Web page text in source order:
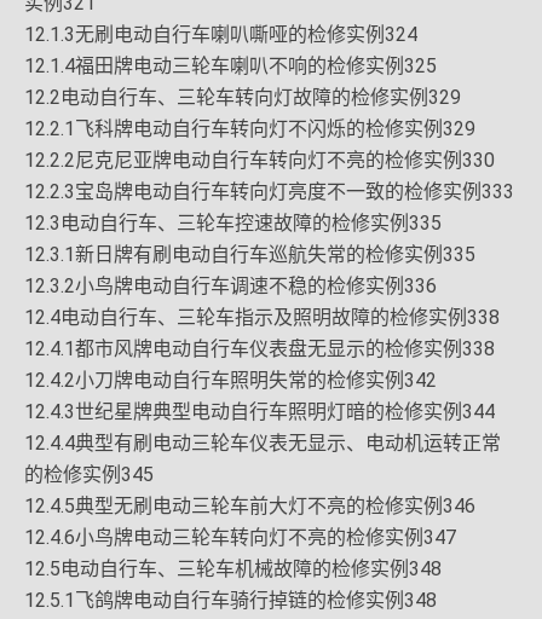
12.1.3无刷电动自行车喇叭嘶哑的检修实例324
12.1.4福田牌电动三轮车喇叭不响的检修实例325
12.2电动自行车、三轮车转向灯故障的检修实例329
12.2.1飞科牌电动自行车转向灯不闪烁的检修实例329
12.2.2尼克尼亚牌电动自行车转向灯不亮的检修实例330
12.2.3宝岛牌电动自行车转向灯亮度不一致的检修实例333
12.3电动自行车、三轮车控速故障的检修实例335
12.3.1新日牌有刷电动自行车巡航失常的检修实例335
12.3.2小鸟牌电动自行车调速不稳的检修实例336
12.4电动自行车、三轮车指示及照明故障的检修实例338
12.4.1都市风牌电动自行车仪表盘无显示的检修实例338
12.4.2小刀牌电动自行车照明失常的检修实例342
12.4.3世纪星牌典型电动自行车照明灯暗的检修实例344
12.4.4典型有刷电动三轮车仪表无显示、电动机运转正常
的检修实例345
12.4.5典型无刷电动三轮车前大灯不亮的检修实例346
12.4.6小鸟牌电动三轮车转向灯不亮的检修实例347
12.5电动自行车、三轮车机械故障的检修实例348
12.5.1飞鸽牌电动自行车骑行掉链的检修实例348